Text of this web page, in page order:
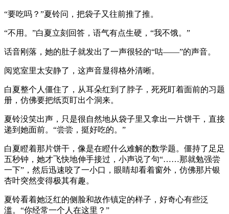
“要吃吗？”夏铃问，把袋子又往前推了推。
“不用。”白夏立刻回答，语气有点生硬，“我不饿。”
话音刚落，她的肚子就发出了一声很轻的“咕——”的声音。
阅览室里太安静了，这声音显得格外清晰。
白夏整个人僵住了，从耳朵红到了脖子，死死盯着面前的习题
册，仿佛要把纸页盯出个洞来。
夏铃没笑出声，只是很自然地从袋子里又拿出一片饼干，直接
递到她面前。“尝尝，挺好吃的。”
白夏瞪着那片饼干，像是在瞪什么难解的数学题。僵持了足足
五秒钟，她才飞快地伸手接过，小声说了句“……那就勉强尝
一下”，然后迅速咬了一小口，眼睛却看着窗外，仿佛那片银
杏叶突然变得极其有趣。
夏铃看着她泛红的侧脸和故作镇定的样子，好奇心有些泛
滥。“你经常一个人在这里？”